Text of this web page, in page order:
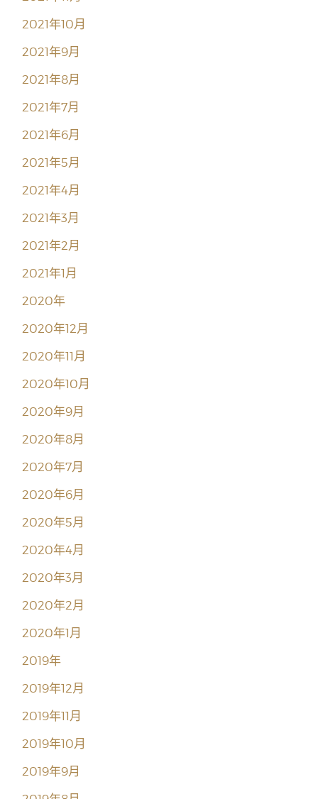
2021年10月
2021年9月
2021年8月
2021年7月
2021年6月
2021年5月
2021年4月
2021年3月
2021年2月
2021年1月
2020年
2020年12月
2020年11月
2020年10月
2020年9月
2020年8月
2020年7月
2020年6月
2020年5月
2020年4月
2020年3月
2020年2月
2020年1月
2019年
2019年12月
2019年11月
2019年10月
2019年9月